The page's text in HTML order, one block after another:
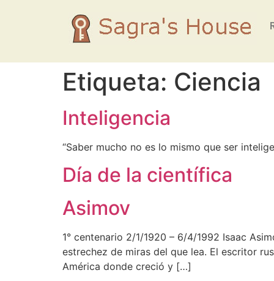
Etiqueta: Ciencia
Inteligencia
“Saber mucho no es lo mismo que ser
Día de la científica
Asimov
1° centenario 2/1/1920 – 6/4/1992 Isaac
estrechez de miras del que lea. El escritor
América donde creció y […]